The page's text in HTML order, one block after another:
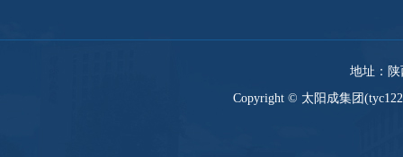
地址：陕
Copyright © 太阳成集团